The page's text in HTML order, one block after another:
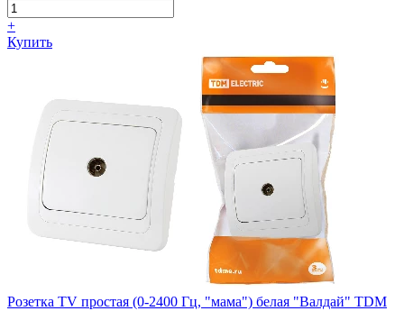
+
Купить
Розетка TV простая (0-2400 Гц, "мама") белая "Валдай" TDM